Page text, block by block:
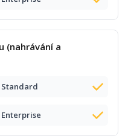
(nahrávání a
Standard
Enterprise